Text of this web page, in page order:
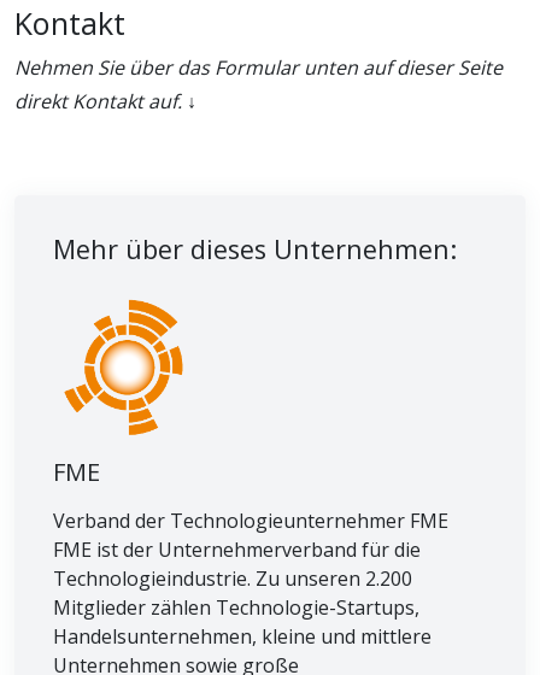
Kontakt
Nehmen Sie über das Formular unten auf dieser Seite
direkt Kontakt auf. ↓
Mehr über dieses Unternehmen:
FME
Verband der Technologieunternehmer FME
FME ist der Unternehmerverband für die
Technologieindustrie. Zu unseren 2.200
Mitglieder zählen Technologie-Startups,
Handelsunternehmen, kleine und mittlere
Unternehmen sowie große